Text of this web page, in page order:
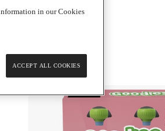
in our Cookies
ACCEPT ALL COOKIES